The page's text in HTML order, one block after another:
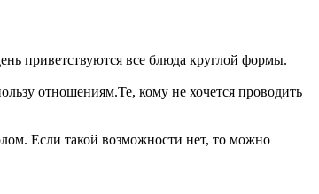
приветствуются все блюда круглой формы.
отношениям.Те, кому не хочется проводить
Если такой возможности нет, то можно